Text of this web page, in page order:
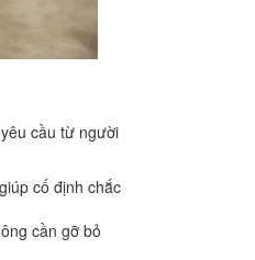
cầu từ người
cố định chắc
cần gỡ bỏ